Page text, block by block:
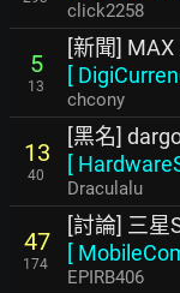
click2258
5
13
[新聞]
[
chcony
13
40
[黑名]
[
Draculalu
47
174
[討論] 三星
[
EPIRB406